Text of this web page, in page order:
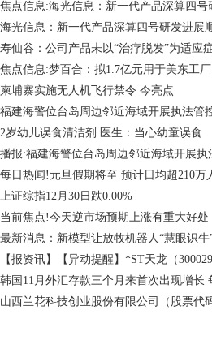
焦点信息:海光信息：新一代产品深算四号
海光信息：新一代产品深算四号研发进展
寿仙谷：公司产品未以“治疗脱发”为适应
焦点信息:梦百合：拟1.7亿元用于美东工
柬埔寨实施无人机飞行禁令 今亮点
福建海警位台岛周边邻近海域开展执法管
2岁幼儿误食清洁剂 医生：当心幼童误食
播报:福建海警位台岛周边邻近海域开展执
每日热闻!元旦假期将至 预计日均超210万
上证综指12月30日跌0.00%
当前焦点!今天逆市场预期上涨有重大好处
最新消息：新模型让放牧机器人“慧眼识牛
【报资讯】【异动提醒】*ST天龙（
韩国11月外汇存款三个月来首次出现增长
山西兰花科技创业股份有限公司（股票代